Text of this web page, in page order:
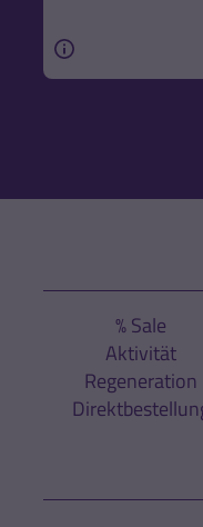
Aus rechtlichen
% Sale
Aktivität
Regeneration